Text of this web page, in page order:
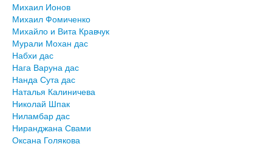
Михаил Ионов
Михаил Фомиченко
Михайло и Вита Кравчук
Мурали Мохан дас
Набхи дас
Нага Варуна дас
Нанда Сута дас
Наталья Калиничева
Николай Шпак
Ниламбар дас
Ниранджана Свами
Оксана Голякова